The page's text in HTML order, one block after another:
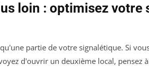
loin : optimisez votre
partie de votre signalétique. Si
d'ouvrir un deuxième local, pensez